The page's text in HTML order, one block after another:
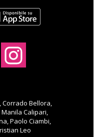
Corrado Bellora,
Calipari,
Paolo Ciambi,
Leo